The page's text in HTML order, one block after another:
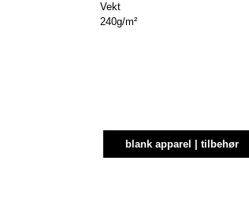
Vekt
240g/m²
blank apparel | tilbehør